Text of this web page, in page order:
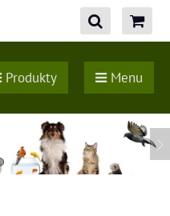
Produkty Menu